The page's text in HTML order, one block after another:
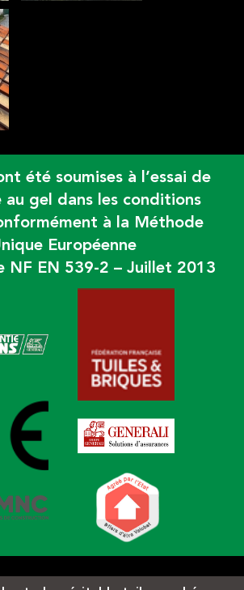
été soumises à l’essai de
au gel dans les conditions
à la Méthode
Européenne
NF EN 539-2 – Juillet 2013